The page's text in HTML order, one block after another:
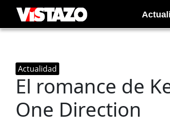
Actualidad
El romance de
One Direction